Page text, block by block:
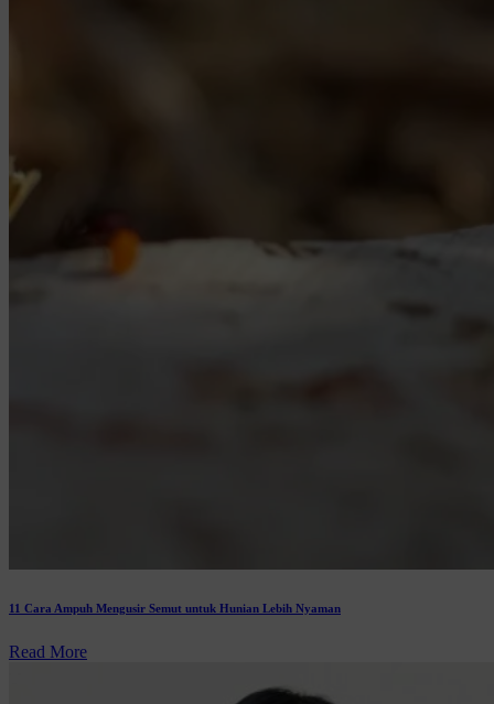
11 Cara Ampuh Mengusir Semut untuk Hunian Lebih Nyaman
Read More